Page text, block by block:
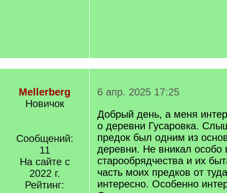
Mellerberg
Новичок
Сообщений:
11
На сайте с
2022 г.
Рейтинг:
6 апр. 2025 17:25
Добрый день, а меня
о деревни Гусаровка.
предок был одним из
деревни. Не вникал особо
старообрядчества и их
часть моих предков от
интересно. Особенно